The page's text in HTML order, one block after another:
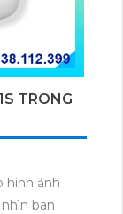
TRONG
hình ảnh
ban